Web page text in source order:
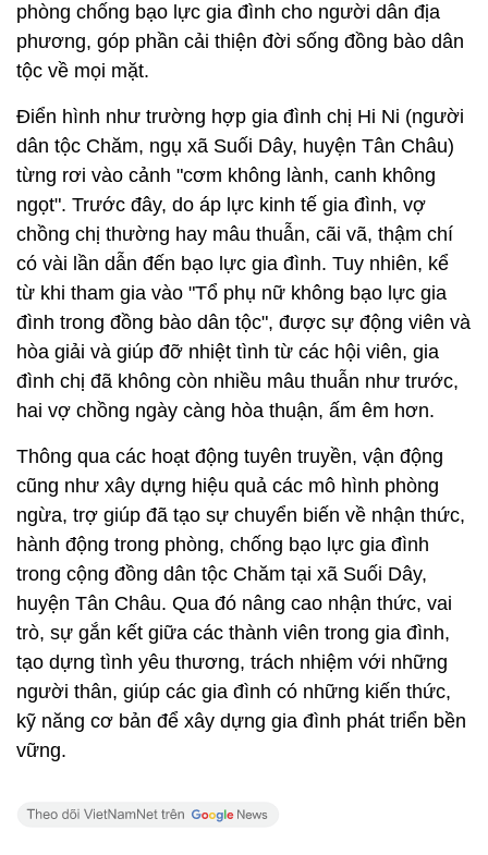
phòng chống bạo lực gia đình cho người dân địa
phương, góp phần cải thiện đời sống đồng bào dân
tộc về mọi mặt.
Điển hình như trường hợp gia đình chị Hi Ni (người
dân tộc Chăm, ngụ xã Suối Dây, huyện Tân Châu)
từng rơi vào cảnh "cơm không lành, canh không
ngọt". Trước đây, do áp lực kinh tế gia đình, vợ
chồng chị thường hay mâu thuẫn, cãi vã, thậm chí
có vài lần dẫn đến bạo lực gia đình. Tuy nhiên, kể
từ khi tham gia vào "Tổ phụ nữ không bạo lực gia
đình trong đồng bào dân tộc", được sự động viên và
hòa giải và giúp đỡ nhiệt tình từ các hội viên, gia
đình chị đã không còn nhiều mâu thuẫn như trước,
hai vợ chồng ngày càng hòa thuận, ấm êm hơn.
Thông qua các hoạt động tuyên truyền, vận động
cũng như xây dựng hiệu quả các mô hình phòng
ngừa, trợ giúp đã tạo sự chuyển biến về nhận thức,
hành động trong phòng, chống bạo lực gia đình
trong cộng đồng dân tộc Chăm tại xã Suối Dây,
huyện Tân Châu. Qua đó nâng cao nhận thức, vai
trò, sự gắn kết giữa các thành viên trong gia đình,
tạo dựng tình yêu thương, trách nhiệm với những
người thân, giúp các gia đình có những kiến thức,
kỹ năng cơ bản để xây dựng gia đình phát triển bền
vững.